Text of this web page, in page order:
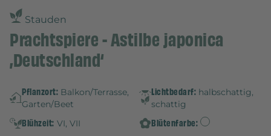
Stauden
Prachtspiere - Astilbe japonica
‚Deutschland‘
Pflanzort: Balkon/Terrasse,
Garten/Beet
Lichtbedarf: halbschattig,
schattig
Blühzeit: VI, VII
Blütenfarbe: